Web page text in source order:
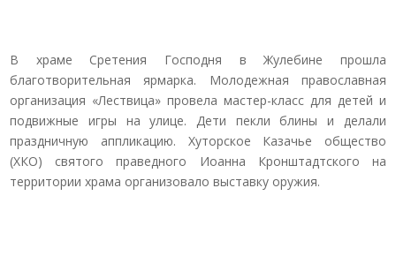
В храме Сретения Господня в Жулебине прошла
благотворительная ярмарка. Молодежная православная
организация «Лествица» провела мастер-класс для детей и
подвижные игры на улице. Дети пекли блины и делали
праздничную аппликацию. Хуторское Казачье общество
(ХКО) святого праведного Иоанна Кронштадтского на
территории храма организовало выставку оружия.